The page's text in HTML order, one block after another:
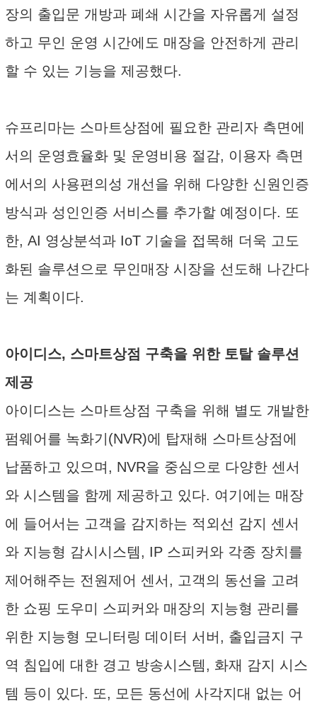
장의 출입문 개방과 폐쇄 시간을 자유롭게 설정
하고 무인 운영 시간에도 매장을 안전하게 관리
할 수 있는 기능을 제공했다.
슈프리마는 스마트상점에 필요한 관리자 측면에
서의 운영효율화 및 운영비용 절감, 이용자 측면
에서의 사용편의성 개선을 위해 다양한 신원인증
방식과 성인인증 서비스를 추가할 예정이다. 또
한, AI 영상분석과 IoT 기술을 접목해 더욱 고도
화된 솔루션으로 무인매장 시장을 선도해 나간다
는 계획이다.
아이디스, 스마트상점 구축을 위한 토탈 솔루션
제공
아이디스는 스마트상점 구축을 위해 별도 개발한
펌웨어를 녹화기(NVR)에 탑재해 스마트상점에
납품하고 있으며, NVR을 중심으로 다양한 센서
와 시스템을 함께 제공하고 있다. 여기에는 매장
에 들어서는 고객을 감지하는 적외선 감지 센서
와 지능형 감시시스템, IP 스피커와 각종 장치를
제어해주는 전원제어 센서, 고객의 동선을 고려
한 쇼핑 도우미 스피커와 매장의 지능형 관리를
위한 지능형 모니터링 데이터 서버, 출입금지 구
역 침입에 대한 경고 방송시스템, 화재 감지 시스
템 등이 있다. 또, 모든 동선에 사각지대 없는 어